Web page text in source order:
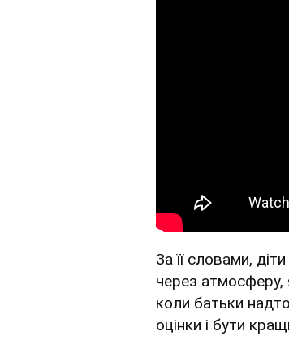
За її словами,
через атмосферу,
коли батьки
оцінки і бути